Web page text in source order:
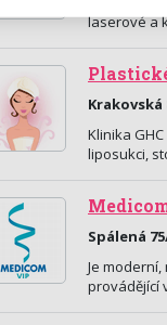
laserové a
Krakovská
Klinika
liposukci,
Spálená
Je
provádějící